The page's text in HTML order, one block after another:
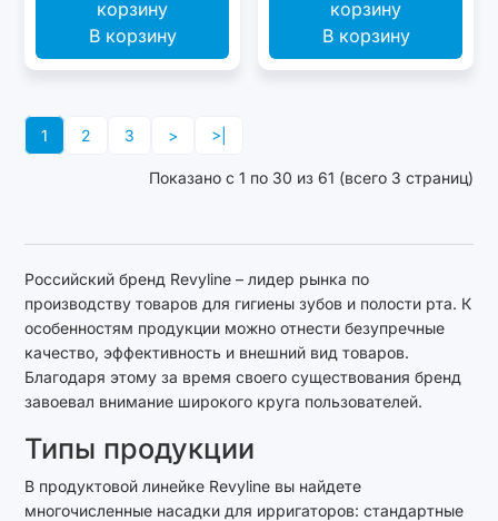
В корзину В корзину
1 2 3 > >|
Показано с 1 по 30 из 61 (всего 3 страниц)
Российский бренд Revyline – лидер рынка по
производству товаров для гигиены зубов и полости рта. К
особенностям продукции можно отнести безупречные
качество, эффективность и внешний вид товаров.
Благодаря этому за время своего существования бренд
завоевал внимание широкого круга пользователей.
Типы продукции
В продуктовой линейке Revyline вы найдете
многочисленные насадки для ирригаторов: стандартные